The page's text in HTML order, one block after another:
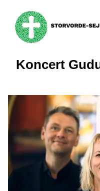
Koncert